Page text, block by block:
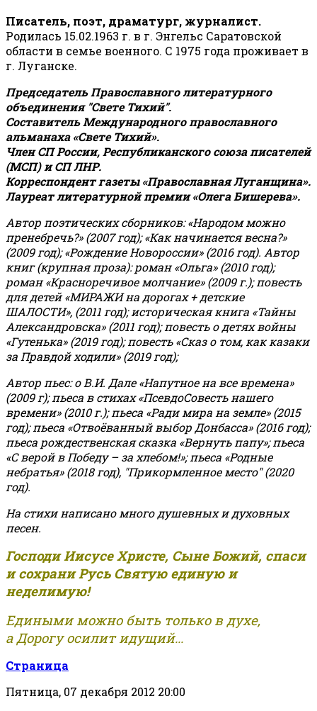
Писатель, поэт, драматург, журналист.
Родилась 15.02.1963 г. в г. Энгельс Саратовской
области в семье военного. С 1975 года проживает в
г. Луганске.
Председатель Православного литературного
объединения "Свете Тихий".
Составитель Международного православного
альманаха «Свете Тихий».
Член СП России, Республиканского союза писателей
(МСП) и СП ЛНР.
Корреспондент газеты «Православная Луганщина».
Лауреат литературной премии «Олега Бишерева».
Автор поэтических сборников: «Народом можно
пренебречь?» (2007 год); «Как начинается весна?»
(2009 год); «Рождение Новороссии» (2016 год). Автор
книг (крупная проза): роман «Ольга» (2010 год);
роман «Красноречивое молчание» (2009 г.); повесть
для детей «МИРАЖИ на дорогах + детские
ШАЛОСТИ», (2011 год); историческая книга «Тайны
Александровска» (2011 год); повесть о детях войны
«Гутенька» (2019 год); повесть «Сказ о том, как казаки
за Правдой ходили» (2019 год);
Автор пьес: о В.И. Дале «Напутное на все времена»
(2009 г); пьеса в стихах «ПсевдоСовесть нашего
времени» (2010 г.); пьеса «Ради мира на земле» (2015
год); пьеса «Отвоёванный выбор Донбасса» (2016 год);
пьеса рождественская сказка «Вернуть папу»; пьеса
«С верой в Победу – за хлебом!»;пьеса «Родные
небратья» (2018 год), "Прикормленное место" (2020
год).
На стихи написано много душевных и духовных
песен.
Господи Иисусе Христе, Сыне Божий, спаси
и сохрани Русь Святую единую и
неделимую!
Едиными можно быть только в духе,
а Дорогу осилит идущий...
Страница
Пятница, 07 декабря 2012 20:00